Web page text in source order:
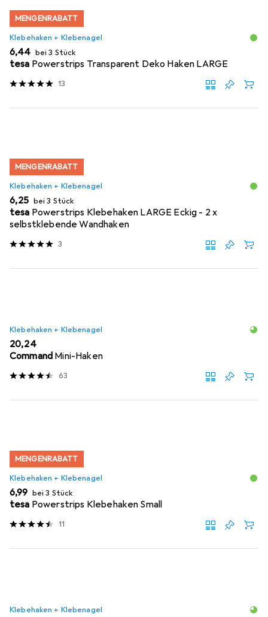
MENGENRABATT
Klebehaken + Klebenagel
EUR
6,44 bei 3 Stück
tesa Powerstrips Transparent Deko Haken LARGE
13
MENGENRABATT
Klebehaken + Klebenagel
EUR
6,25 bei 3 Stück
tesa Powerstrips Klebehaken LARGE Eckig - 2 x
selbstklebende Wandhaken
3
Klebehaken + Klebenagel
EUR
20,24
Command Mini-Haken
63
MENGENRABATT
Klebehaken + Klebenagel
EUR
6,99 bei 3 Stück
tesa Powerstrips Klebehaken Small
11
Klebehaken + Klebenagel